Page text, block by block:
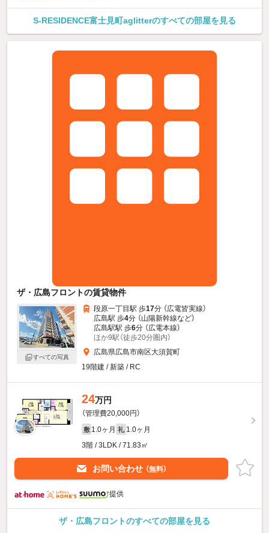
S-RESIDENCE富士見町aglitterのすべての部屋を見る
ザ・広島フロントの賃貸物件
すべての写真
段原一丁目駅 歩17分 （広電皆実線）
広島駅 歩4分 （山陽新幹線など）
広島駅駅 歩6分 （広電本線）
ほか9駅（徒歩20分圏内）
広島県広島市南区大須賀町
19階建 / 新築 / RC
24万円
（管理費20,000円）
敷 1.0ヶ月 礼 1.0ヶ月
3階 / 3LDK / 71.83㎡
お問い合わせ （無料）
提供
ザ・広島フロントのすべての部屋を見る